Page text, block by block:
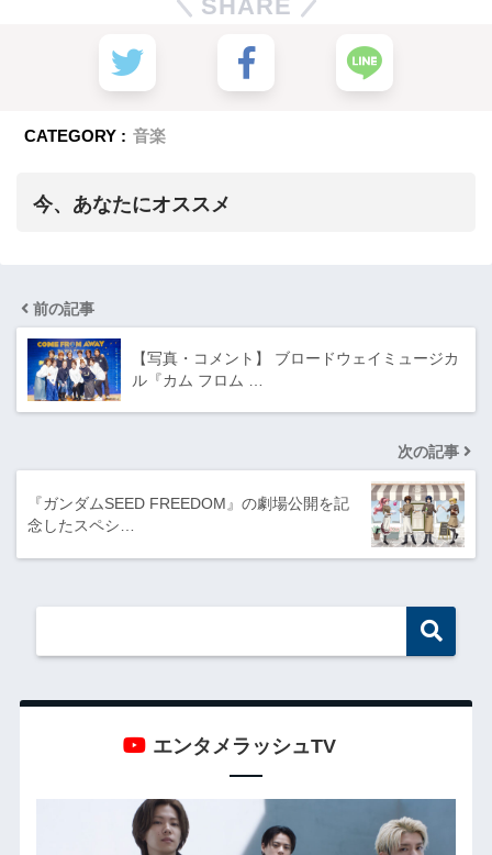
SHARE
CATEGORY : 音楽
今、あなたにオススメ
前の記事
【写真・コメント】 ブロードウェイミュージカ
ル『カム フロム …
次の記事
『ガンダムSEED FREEDOM』の劇場公開を記
念したスペシ…
エンタメラッシュTV